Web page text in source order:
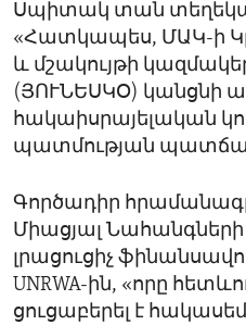
Սպիտակ տան
«Հատկապես, ՄԱԿ-ի
և մշակույթի
(ՅՈՒՆԵՍԿՕ) կանցնի
հակաիսրայելական
պատմության
Գործադիր
Միացյալ Նահանգների
լրացուցիչ
UNRWA-ին, «որը
ցուցաբերել է